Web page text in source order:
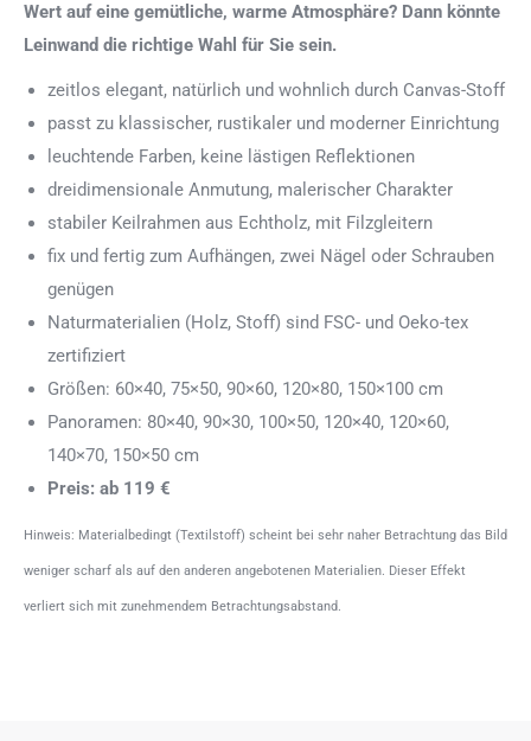
Wert auf eine gemütliche, warme Atmosphäre? Dann könnte
Leinwand die richtige Wahl für Sie sein.
zeitlos elegant, natürlich und wohnlich durch Canvas-Stoff
passt zu klassischer, rustikaler und moderner Einrichtung
leuchtende Farben, keine lästigen Reflektionen
dreidimensionale Anmutung, malerischer Charakter
stabiler Keilrahmen aus Echtholz, mit Filzgleitern
fix und fertig zum Aufhängen, zwei Nägel oder Schrauben
genügen
Naturmaterialien (Holz, Stoff) sind FSC- und Oeko-tex
zertifiziert
Größen: 60×40, 75×50, 90×60, 120×80, 150×100 cm
Panoramen: 80×40, 90×30, 100×50, 120×40, 120×60,
140×70, 150×50 cm
Preis: ab 119 €
Hinweis: Materialbedingt (Textilstoff) scheint bei sehr naher Betrachtung das Bild
weniger scharf als auf den anderen angebotenen Materialien. Dieser Effekt
verliert sich mit zunehmendem Betrachtungsabstand.